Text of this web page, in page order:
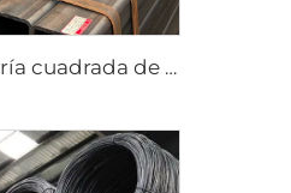
Tubos sin costura de tubería cuadrada de acero al carbono